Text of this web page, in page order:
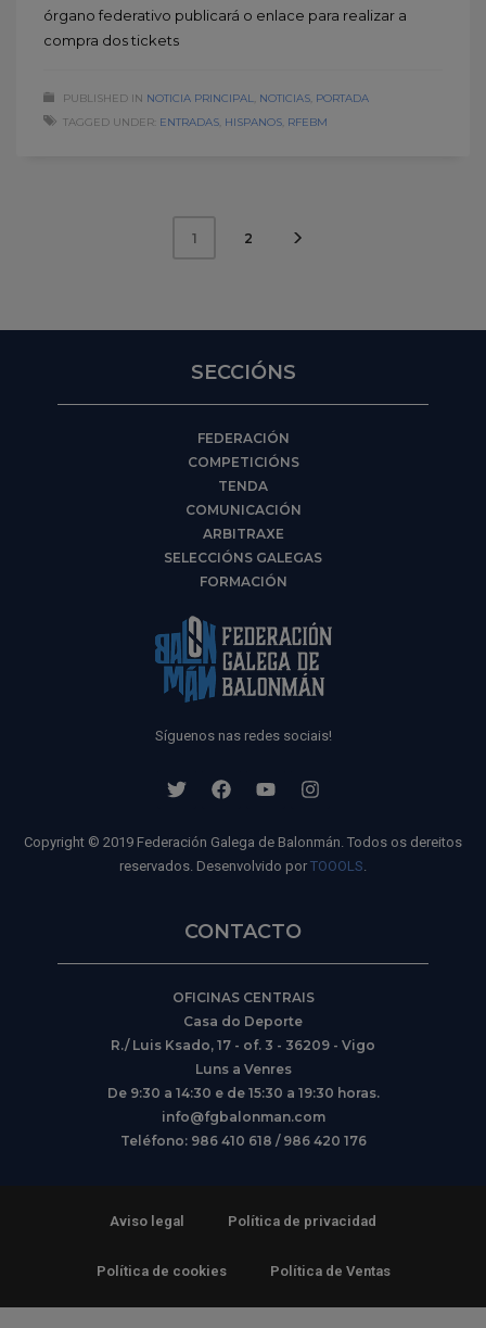
órgano federativo publicará o enlace para realizar a
compra dos tickets
PUBLISHED IN NOTICIA PRINCIPAL NOTICIAS PORTADA
TAGGED UNDER: ENTRADAS HISPANOS RFEBM
1 2
SECCIÓNS
FEDERACIÓN
COMPETICIÓNS
TENDA
COMUNICACIÓN
ARBITRAXE
SELECCIÓNS GALEGAS
FORMACIÓN
Síguenos nas redes sociais!
Copyright © 2019 Federación Galega de Balonmán. Todos os dereitos
reservados. Desenvolvido por TOOOLS.
CONTACTO
OFICINAS CENTRAIS
Casa do Deporte
R./ Luis Ksado, 17 - of. 3 - 36209 - Vigo
Luns a Venres
De 9:30 a 14:30 e de 15:30 a 19:30 horas.
info@fgbalonman.com
Teléfono: 986 410 618 / 986 420 176
Aviso legal Política de privacidad
Política de cookies Política de Ventas